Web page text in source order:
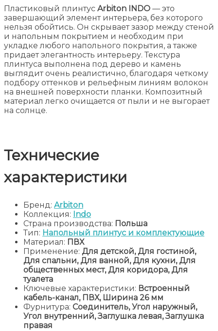
Пластиковый плинтус Arbiton INDO — это
завершающий элемент интерьера, без которого
нельзя обойтись. Он скрывает зазор между стеной
и напольным покрытием и необходим при
укладке любого напольного покрытия, а также
придает элегантность интерьеру. Текстура
плинтуса выполнена под дерево и камень
выглядит очень реалистично, благодаря четкому
подбору оттенков и рельефным линиям волокон
на внешней поверхности планки. Композитный
материал легко очищается от пыли и не выгорает
на солнце.
Технические
характеристики
Бренд: Arbiton
Коллекция: Indo
Страна производства: Польша
Тип: Напольный плинтус и комплектующие
Материал: ПВХ
Применение: Для детской, Для гостиной,
Для спальни, Для ванной, Для кухни, Для
общественных мест, Для коридора, Для
туалета
Ключевые характеристики: Встроенный
кабель-канал, ПВХ, Ширина 26 мм
Фурнитура: Соединитель, Угол наружный,
Угол внутренний, Заглушка левая, Заглушка
правая